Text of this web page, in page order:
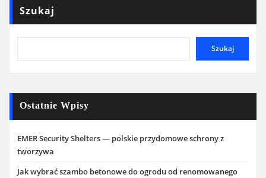
Szukaj
Szukaj
Ostatnie Wpisy
EMER Security Shelters — polskie przydomowe schrony z
tworzywa
Jak wybrać szambo betonowe do ogrodu od renomowanego